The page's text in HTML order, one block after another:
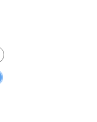
sur les pédales.
les portes de votre
automobile. Un
finitions réalisée au
de fibres, une
simplicité de
sur le dessus que